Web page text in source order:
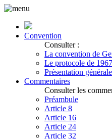
Convention
Consulter :
La convention de
Le protocole de 1967
Présentation générale
Commentaires
Consulter les
Préambule
Article 8
Article 16
Article 24
Article 32